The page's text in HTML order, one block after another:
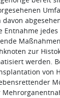
zur
werden.
von